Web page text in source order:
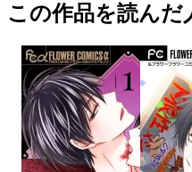
この作品を読ん